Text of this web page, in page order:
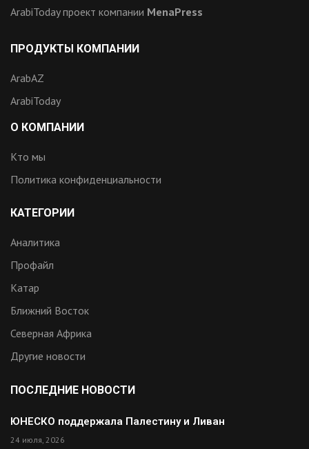
ArabiToday проект компании MenaPress
ПРОДУКТЫ КОМПАНИИ
ArabAZ
ArabiToday
О КОМПАНИИ
Кто мы
Политика конфиденциальности
КАТЕГОРИИ
Аналитика
Профайл
Катар
Ближний Восток
Северная Африка
Другие новости
ПОСЛЕДНИЕ НОВОСТИ
ЮНЕСКО поддержала Палестину и Ливан
24 июля, 2026